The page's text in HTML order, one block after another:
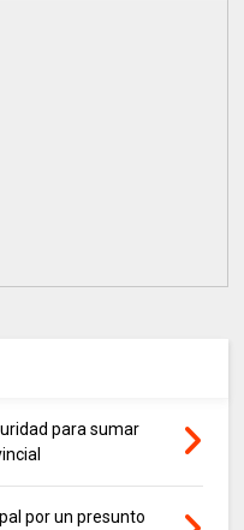
para sumar
por un presunto